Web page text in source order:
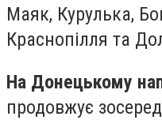
Маяк, Курулька,
Краснопілля та
На Донецькому
продовжує